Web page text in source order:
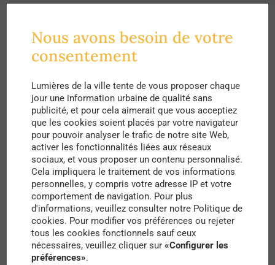
Sous le pseudonyme Catinbag se cache un artiste
russe plein de fantaisie. Passionné d’arts visuels,
quand les faibles lumières donnent une
atmosphère étrange et mystérieuse aux avenues.
Avec son travail sur les lumières de la ville,
Catinbag exacerbe les ambiances urbaines
nocturnes et nous donnent à voir la ville sous une
explosion de couleurs vives. Tantôt terrifiante,
tantôt fascinante, Moscou se révèle ainsi dans
ses multiples facettes et vous accueille pour des
balades noctambules en toute intimité.
Nous avons besoin de votre
consentement
Lumières de la ville tente de vous proposer chaque
jour une information urbaine de qualité sans
publicité, et pour cela aimerait que vous acceptiez
que les cookies soient placés par votre navigateur
pour pouvoir analyser le trafic de notre site Web,
activer les fonctionnalités liées aux réseaux
sociaux, et vous proposer un contenu personnalisé.
Cela impliquera le traitement de vos informations
personnelles, y compris votre adresse IP et votre
comportement de navigation. Pour plus
d'informations, veuillez consulter notre Politique de
cookies. Pour modifier vos préférences ou rejeter
tous les cookies fonctionnels sauf ceux
nécessaires, veuillez cliquer sur«Configurer les
préférences».